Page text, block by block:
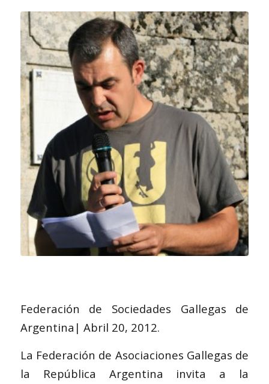
Federación de Sociedades Gallegas de
Argentina| Abril 20, 2012.
La Federación de Asociaciones Gallegas de
la República Argentina invita a la